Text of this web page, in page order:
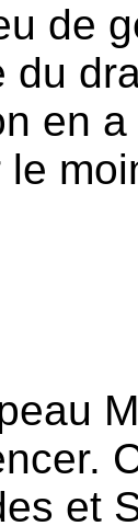
de
du
en
le
et